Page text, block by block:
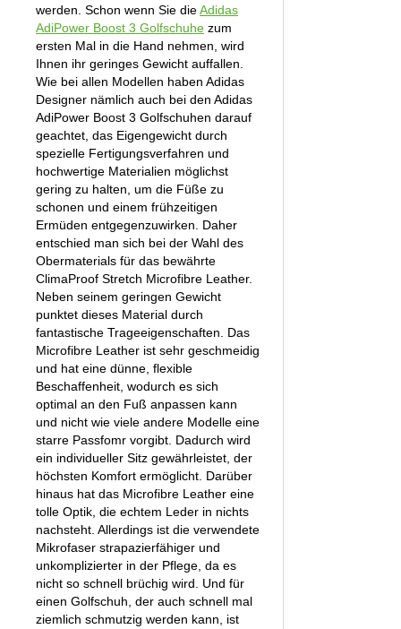
werden. Schon wenn Sie dieAdidas
AdiPower Boost 3 Golfschuhe zum
ersten Mal in die Hand nehmen, wird
Ihnen ihr geringes Gewicht auffallen.
Wie bei allen Modellen haben Adidas
Designer nämlich auch bei den Adidas
AdiPower Boost 3 Golfschuhen darauf
geachtet, das Eigengewicht durch
spezielle Fertigungsverfahren und
hochwertige Materialien möglichst
gering zu halten, um die Füße zu
schonen und einem frühzeitigen
Ermüden entgegenzuwirken. Daher
entschied man sich bei der Wahl des
Obermaterials für das bewährte
ClimaProof Stretch Microfibre Leather.
Neben seinem geringen Gewicht
punktet dieses Material durch
fantastische Trageeigenschaften. Das
Microfibre Leather ist sehr geschmeidig
und hat eine dünne, flexible
Beschaffenheit, wodurch es sich
optimal an den Fuß anpassen kann
und nicht wie viele andere Modelle eine
starre Passfomr vorgibt. Dadurch wird
ein individueller Sitz gewährleistet, der
höchsten Komfort ermöglicht. Darüber
hinaus hat das Microfibre Leather eine
tolle Optik, die echtem Leder in nichts
nachsteht. Allerdings ist die verwendete
Mikrofaser strapazierfähiger und
unkomplizierter in der Pflege, da es
nicht so schnell brüchig wird. Und für
einen Golfschuh, der auch schnell mal
ziemlich schmutzig werden kann, ist